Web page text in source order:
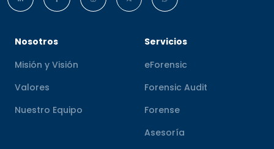
Nosotros
Misión y Visión
Valores
Nuestro Equipo
Servicios
eForensic
Forensic Audit
Forense
Asesoría